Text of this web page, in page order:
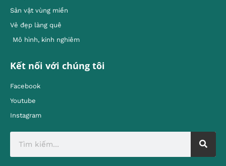
Sản vật vùng miền
Vẻ đẹp làng quê
Mô hình, kinh nghiêm
Kết nối với chúng tôi
Facebook
Youtube
Instagram